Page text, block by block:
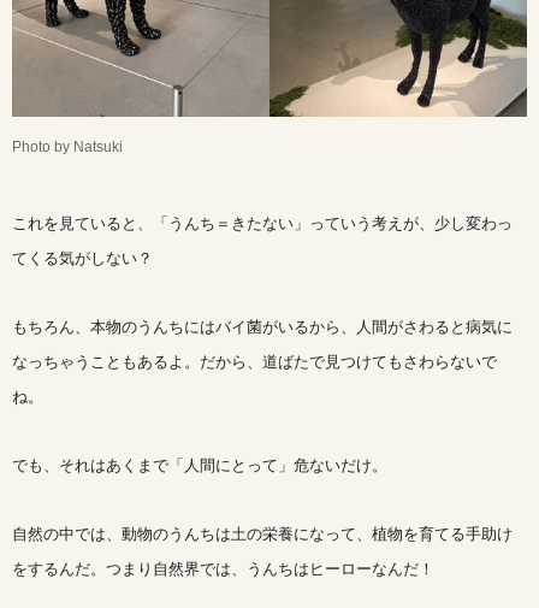
Photo by Natsuki
これを見ていると、「うんち＝きたない」っていう考えが、少し変わっ
てくる気がしない？
もちろん、本物のうんちにはバイ菌がいるから、人間がさわると病気に
なっちゃうこともあるよ。だから、道ばたで見つけてもさわらないで
ね。
でも、それはあくまで「人間にとって」危ないだけ。
自然の中では、動物のうんちは土の栄養になって、植物を育てる手助け
をするんだ。つまり自然界では、うんちはヒーローなんだ！